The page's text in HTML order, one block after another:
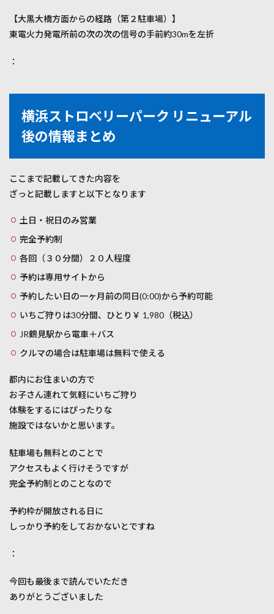
【大黒大橋方面からの経路（第２駐車場）】
東電火力発電所前の次の次の信号の手前約30mを左折
：
横浜ストロベリーパーク リニューアル
後の情報まとめ
ここまで記載してきた内容を
ざっと記載しますと以下となります
土日・祝日のみ営業
完全予約制
各回（３０分間）２０人程度
予約は専用サイトから
予約したい日の一ヶ月前の同日(0:00)から予約可能
いちご狩りは30分間、ひとり￥ 1,980（税込）
JR鶴見駅から電車＋バス
クルマの場合は駐車場は無料で使える
都内にお住まいの方で
お子さん連れて気軽にいちご狩り
体験をするにはぴったりな
施設ではないかと思います。
駐車場も無料とのことで
アクセスもよく行けそうですが
完全予約制とのことなので
予約枠が開放される日に
しっかり予約をしておかないとですね
：
今回も最後まで読んでいただき
ありがとうございました